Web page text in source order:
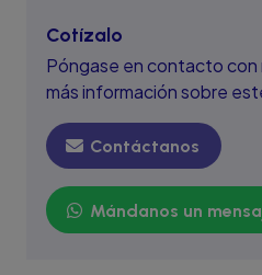
Cotízalo
Póngase en contacto
más información sobre
Contáctanos
Mándanos un